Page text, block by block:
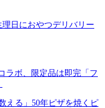
理日におやつデリバリー
ラボ、限定品は即完「フ
える」50年ピザを焼くピ